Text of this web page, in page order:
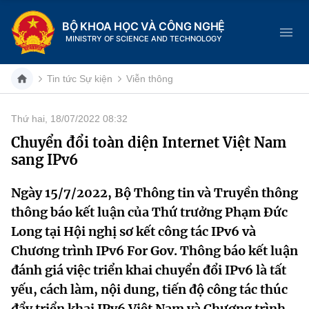
BỘ KHOA HỌC VÀ CÔNG NGHỆ
MINISTRY OF SCIENCE AND TECHNOLOGY
Danh mục
Trang chủ
Giới thiệu
Chức năng nhiệm vụ
Cơ cấu tổ chức
Lịch sử phát triển
Tin tức sự kiện
Khoa học và Công nghệ
Đổi mới sáng tạo
Dịch vụ công
Hệ thống văn bản
Tin tức Sự kiện Viễn thông
Thứ hai, 18/07/2022 08:32
Chuyển đổi toàn diện Internet Việt Nam
sang IPv6
Ngày 15/7/2022, Bộ Thông tin và Truyền thông
thông báo kết luận của Thứ trưởng Phạm Đức
Long tại Hội nghị sơ kết công tác IPv6 và
Chương trình IPv6 For Gov. Thông báo kết luận
đánh giá việc triển khai chuyển đổi IPv6 là tất
yếu, cách làm, nội dung, tiến độ công tác thúc